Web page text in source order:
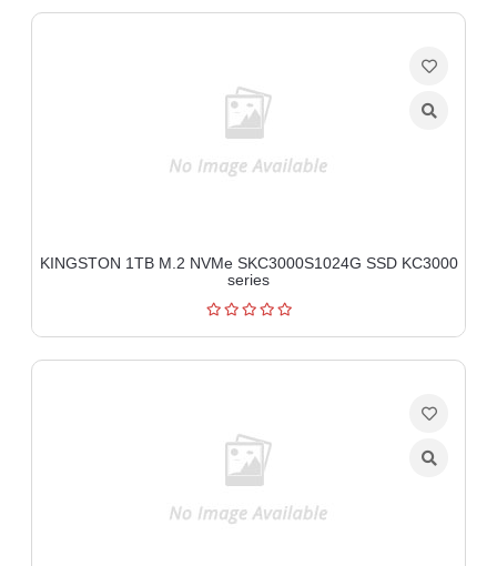
KINGSTON 1TB M.2 NVMe SKC3000S1024G SSD KC3000
series